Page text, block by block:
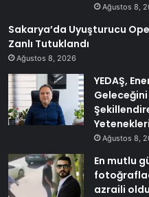
Ağustos 8,
Sakarya’da Uyuşturucu
Zanlı Tutuklandı
Ağustos 8, 2026
YEDAŞ,
Geleceğini
Ağustos 8,
En mutlu
azraili